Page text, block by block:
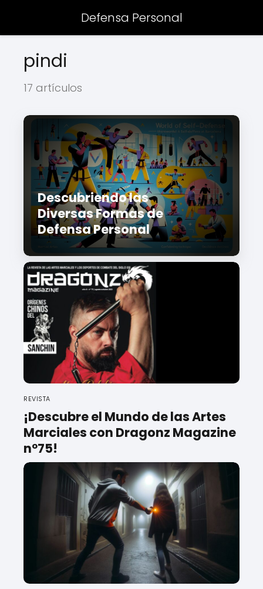
Defensa Personal
pindi
17 artículos
Descubriendo las
Diversas Formas de
Defensa Personal
REVISTA
¡Descubre el Mundo de las Artes
Marciales con Dragonz Magazine
nº75!